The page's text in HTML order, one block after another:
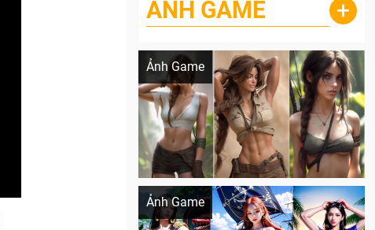
ẢNH GAME +
Ảnh Game
Lala Croft vừa nóng vừa xinh dưới nét vẽ
Ảnh Game
Khi AI Cosplay gái đẹp One Piece